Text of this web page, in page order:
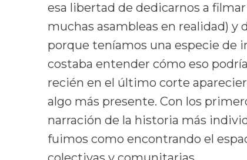
esa libertad de dedicarnos a
muchas asambleas en realidad) y
porque teníamos una especie de
costaba entender cómo eso
recién en el último corte
algo más presente. Con los
narración de la historia más
fuimos como encontrando el